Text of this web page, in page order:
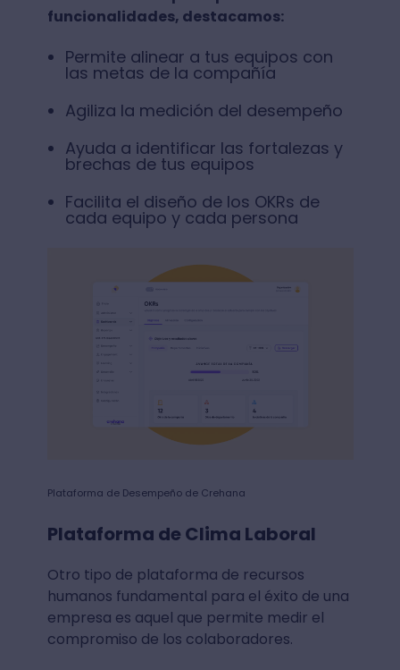
funcionalidades, destacamos:
Permite alinear a tus equipos con
las metas de la compañía
Agiliza la medición del desempeño
Ayuda a identificar las fortalezas y
brechas de tus equipos
Facilita el diseño de los OKRs de
cada equipo y cada persona
Plataforma de Desempeño de Crehana
Plataforma de Clima Laboral
Otro tipo de plataforma de recursos
humanos fundamental para el éxito de una
empresa es aquel que permite medir el
compromiso de los colaboradores.